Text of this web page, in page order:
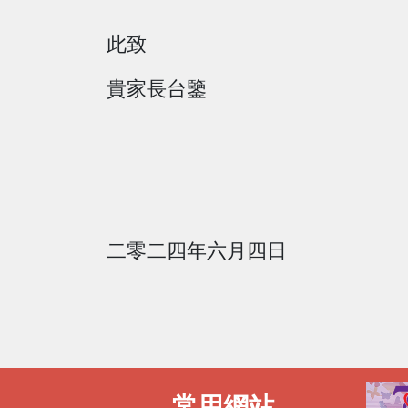
此致
貴家長台鑒
二零二四年六月四日